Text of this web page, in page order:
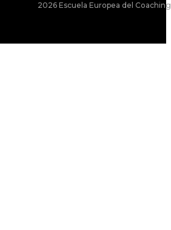
2026 Escuela Europea del Coaching